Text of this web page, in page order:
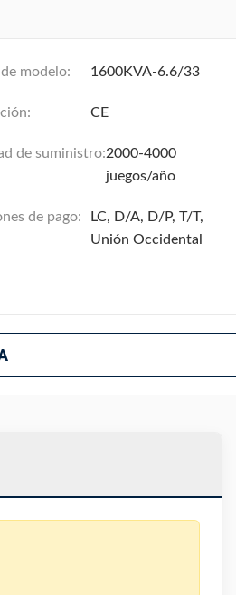
modelo: 1600KVA-6.6/33
CE
de suministro:2000-4000
juegos/año
de pago:
LC, D/A, D/P, T/T,
Unión Occidental